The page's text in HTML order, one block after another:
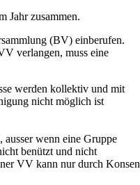
Jahr zusammen.
(BV) einberufen.
verlangen, muss eine
werden kollektiv und mit
nicht möglich ist
wenn eine Gruppe
benützt und nicht
VV kann nur durch